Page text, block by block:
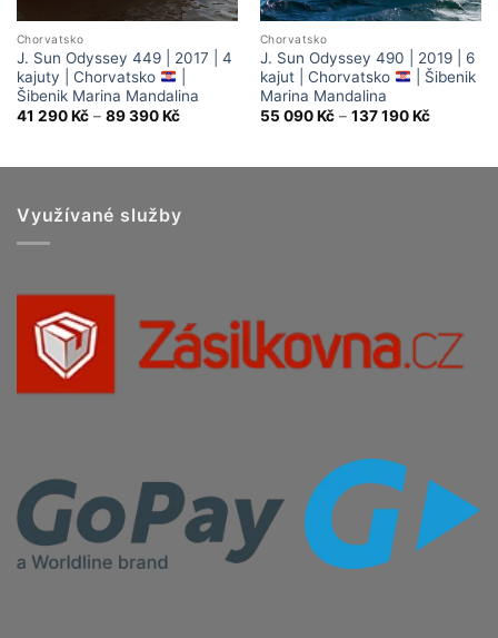
Chorvatsko
J. Sun Odyssey 449 | 2017 | 4
kajuty | Chorvatsko
Šibenik Marina Mandalina
41 290Kč – 89 390KčPrice
through
Chorvatsko
J. Sun Odyssey 490 | 2019 | 6
kajut | Chorvatsko
| Šibenik
Marina Mandalina
55 090Kč – 137 190KčPrice
through
Využívané služby